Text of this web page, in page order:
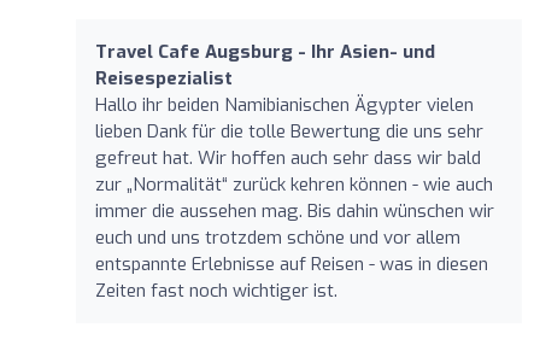
Travel Cafe Augsburg - Ihr Asien- und
Reisespezialist
Hallo ihr beiden Namibianischen Ägypter vielen
lieben Dank für die tolle Bewertung die uns sehr
gefreut hat. Wir hoffen auch sehr dass wir bald
zur „Normalität“ zurück kehren können - wie auch
immer die aussehen mag. Bis dahin wünschen wir
euch und uns trotzdem schöne und vor allem
entspannte Erlebnisse auf Reisen - was in diesen
Zeiten fast noch wichtiger ist.